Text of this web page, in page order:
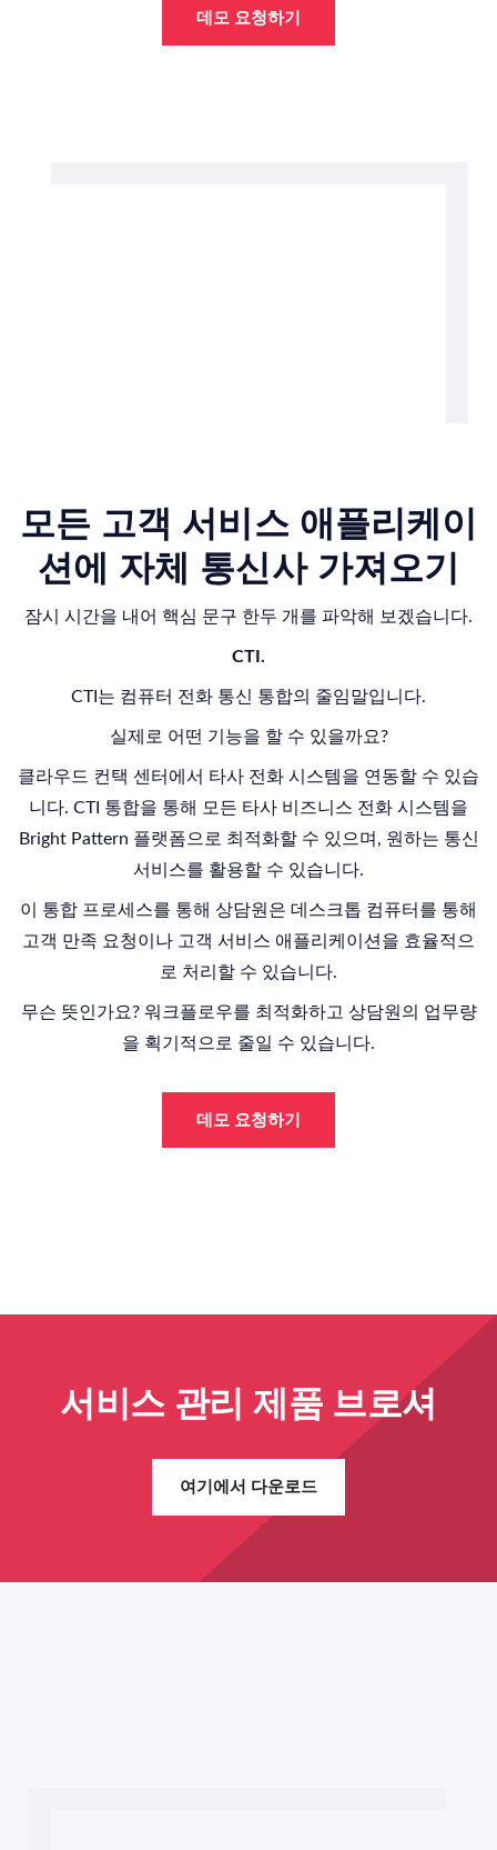
데모 요청하기
모든 고객 서비스 애플리케이
션에 자체 통신사 가져오기
잠시 시간을 내어 핵심 문구 한두 개를 파악해 보겠습니다.
CTI.
CTI는 컴퓨터 전화 통신 통합의 줄임말입니다.
실제로 어떤 기능을 할 수 있을까요?
클라우드 컨택 센터에서 타사 전화 시스템을 연동할 수 있습
니다. CTI 통합을 통해 모든 타사 비즈니스 전화 시스템을
Bright Pattern 플랫폼으로 최적화할 수 있 으며, 원하는 통신
서비스를 활용할 수 있습니다.
이 통합 프로세스를 통해 상담원은 데스크톱 컴퓨터를 통해
고객 만족 요청이나 고객 서비스 애플리케이션을 효율적으
로 처리할 수 있습니다.
무슨 뜻인가요? 워크플로우를 최적화하고 상담원의 업무량
을 획기적으로 줄일 수 있습니다.
데모 요청하기
서비스 관리 제품 브로셔
여기에서 다운로드